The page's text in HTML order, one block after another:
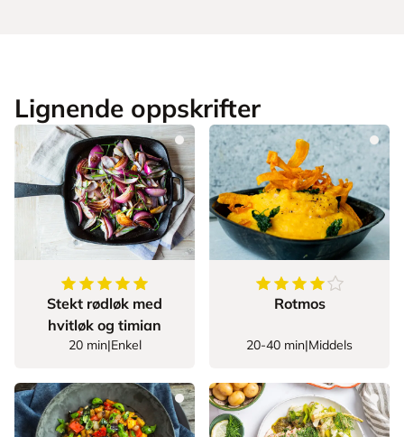
Lignende oppskrifter
5av5stjerner
Stekt rødløk med
hvitløk og timian
20 min|Enkel
4.444444444444445
Rotmos
20-40 min|Middels